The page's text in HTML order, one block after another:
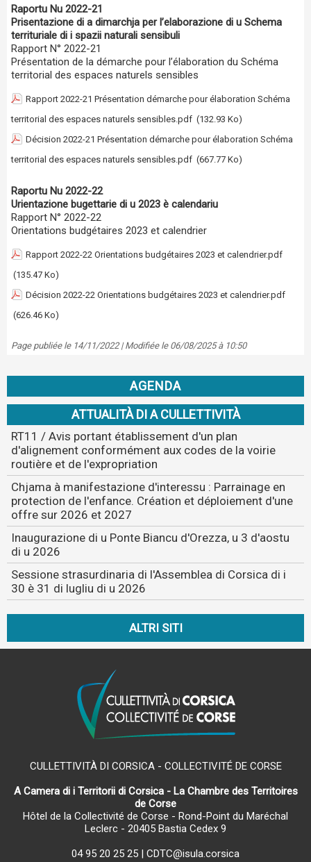
Raportu Nu 2022-21
Prisentazione di a dimarchja per l’elaborazione di u Schema
territuriale di i spazii naturali sensibuli
Rapport N° 2022-21
Présentation de la démarche pour l’élaboration du Schéma
territorial des espaces naturels sensibles
Rapport 2022-21 Présentation démarche pour élaboration Schéma
territorial des espaces naturels sensibles.pdf (132.93 Ko)
Décision 2022-21 Présentation démarche pour élaboration Schéma
territorial des espaces naturels sensibles.pdf (667.77 Ko)
Raportu Nu 2022-22
Urientazione bugettarie di u 2023 è calendariu
Rapport N° 2022-22
Orientations budgétaires 2023 et calendrier
Rapport 2022-22 Orientations budgétaires 2023 et calendrier.pdf
(135.47 Ko)
Décision 2022-22 Orientations budgétaires 2023 et calendrier.pdf
(626.46 Ko)
Page publiée le 14/11/2022 | Modifiée le 06/08/2025 à 10:50
AGENDA
ATTUALITÀ DI A CULLETTIVITÀ
RT11 / Avis portant établissement d'un plan
d'alignement conformément aux codes de la voirie
routière et de l'expropriation
Chjama à manifestazione d'interessu : Parrainage en
protection de l'enfance. Création et déploiement d'une
offre sur 2026 et 2027
Inaugurazione di u Ponte Biancu d'Orezza, u 3 d'aostu
di u 2026
Sessione strasurdinaria di l'Assemblea di Corsica di i
30 è 31 di lugliu di u 2026
ALTRI SITI
CULLETTIVITÀ DI CORSICA - COLLECTIVITÉ DE CORSE
A Camera di i Territorii di Corsica - La Chambre des Territoires
de Corse
Hôtel de la Collectivité de Corse - Rond-Point du Maréchal
Leclerc - 20405 Bastia Cedex 9
04 95 20 25 25 | CDTC@isula.corsica